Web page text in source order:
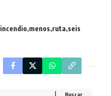
incendio menos ruta seis